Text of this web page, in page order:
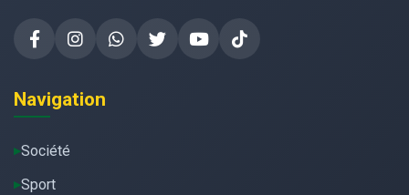
Navigation
Société
Sport